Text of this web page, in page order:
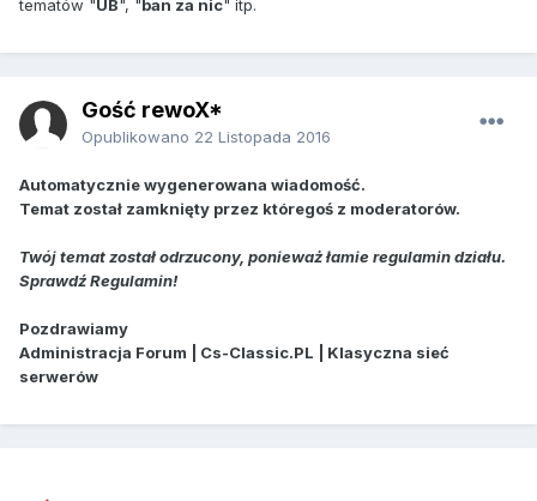
tematów "UB", "ban za nic" itp.
Gość rewoX*
Opublikowano 22 Listopada 2016
Automatycznie wygenerowana wiadomość.
Temat został zamknięty przez któregoś z moderatorów.
Twój temat został odrzucony, ponieważ łamie regulamin działu.
Sprawdź Regulamin!
Pozdrawiamy
Administracja Forum | Cs-Classic.PL | Klasyczna sieć
serwerów